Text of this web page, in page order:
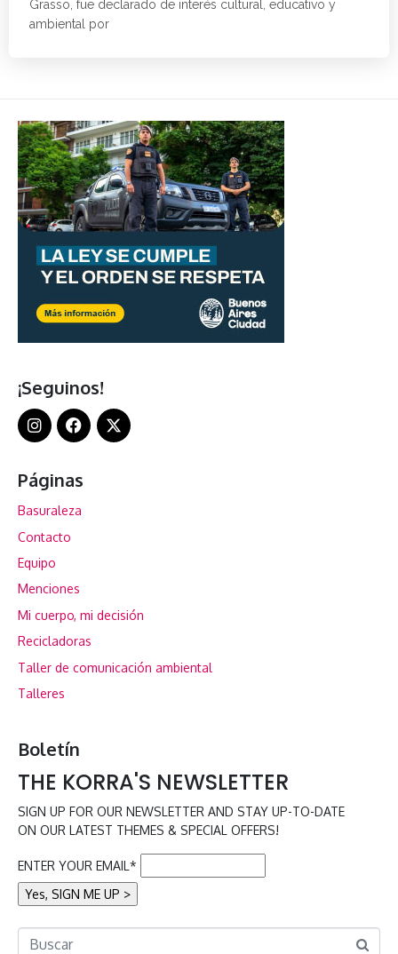
Grasso, fue declarado de interés cultural, educativo y
ambiental por
¡Seguinos!
Páginas
Basuraleza
Contacto
Equipo
Menciones
Mi cuerpo, mi decisión
Recicladoras
Taller de comunicación ambiental
Talleres
Boletín
THE KORRA'S NEWSLETTER
SIGN UP FOR OUR NEWSLETTER AND STAY UP-TO-DATE
ON OUR LATEST THEMES & SPECIAL OFFERS!
ENTER YOUR EMAIL*